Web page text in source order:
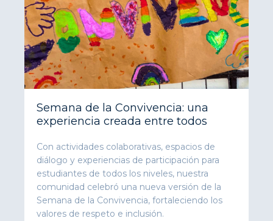
Semana de la Convivencia: una
experiencia creada entre todos
Con actividades colaborativas, espacios de
diálogo y experiencias de participación para
estudiantes de todos los niveles, nuestra
comunidad celebró una nueva versión de la
Semana de la Convivencia, fortaleciendo los
valores de respeto e inclusión.